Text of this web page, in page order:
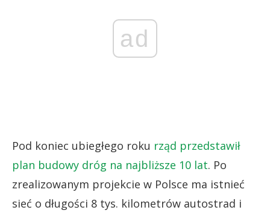
ad
Pod koniec ubiegłego roku rząd przedstawił
plan budowy dróg na najbliższe 10 lat. Po
zrealizowanym projekcie w Polsce ma istnieć
sieć o długości 8 tys. kilometrów autostrad i